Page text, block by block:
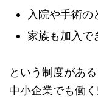
入院や手術の
家族も加入で
という制度がある
中小企業でも働